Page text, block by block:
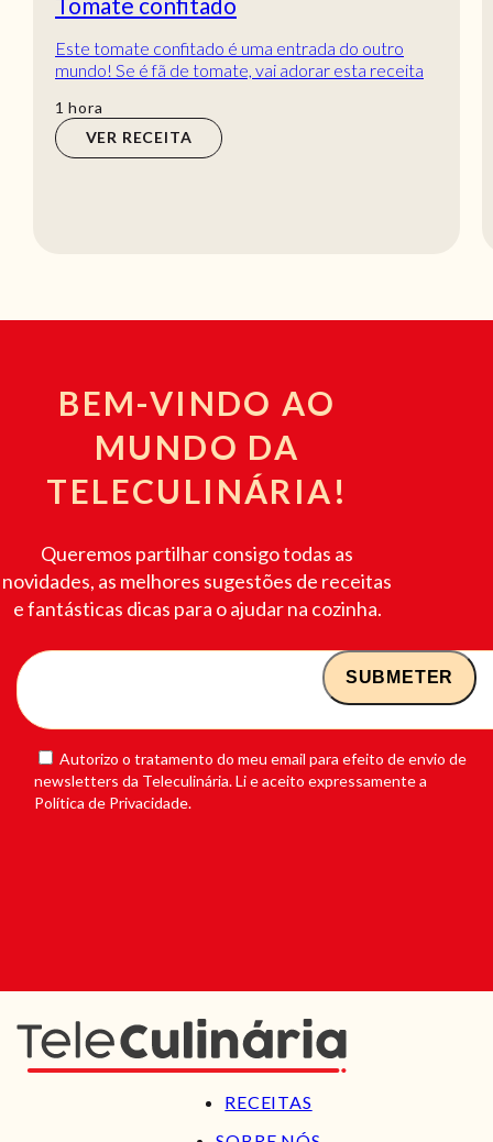
Este tomate confitado é uma entrada do outro
mundo! Se é fã de tomate, vai adorar esta receita
1 hora
hora
VER RECEITA
BEM-VINDO AO
MUNDO DA
TELECULINÁRIA!
Queremos partilhar consigo todas as
novidades, as melhores sugestões de receitas
e fantásticas dicas para o ajudar na cozinha.
Autorizo o tratamento do meu email para efeito de envio de
newsletters da Teleculinária. Li e aceito expressamente a
Política de Privacidade.
RECEITAS